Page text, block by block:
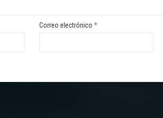
Correo electrónico *